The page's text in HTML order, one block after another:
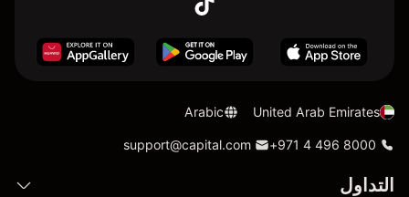
United Arab Emirates
Arabic
+971 4 496 8000
support@capital.com
التداول